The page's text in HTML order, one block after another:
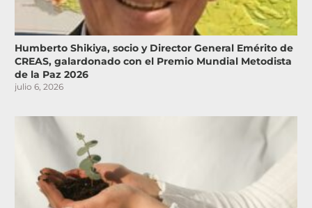
Humberto Shikiya, socio y Director General Emérito de
CREAS, galardonado con el Premio Mundial Metodista
de la Paz 2026
julio 6, 2026